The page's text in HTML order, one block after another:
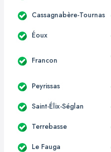
Cassagnabère-Tournas
Éoux
Francon
Peyrissas
Saint-Élix-Séglan
Terrebasse
Le Fauga